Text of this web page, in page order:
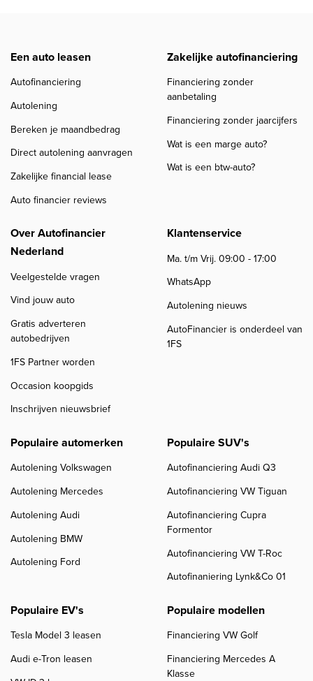
Een auto leasen
Autofinanciering
Autolening
Bereken je maandbedrag
Direct autolening aanvragen
Zakelijke financial lease
Auto financier reviews
Zakelijke autofinanciering
Financiering zonder
aanbetaling
Financiering zonder jaarcijfers
Wat is een marge auto?
Wat is een btw-auto?
Over Autofinancier
Nederland
Veelgestelde vragen
Vind jouw auto
Gratis adverteren
autobedrijven
1FS Partner worden
Occasion koopgids
Inschrijven nieuwsbrief
Klantenservice
Ma. t/m Vrij. 09:00 - 17:00
WhatsApp
Autolening nieuws
AutoFinancier is onderdeel van
1FS
Populaire automerken
Autolening Volkswagen
Autolening Mercedes
Autolening Audi
Autolening BMW
Autolening Ford
Populaire SUV's
Autofinanciering Audi Q3
Autofinanciering VW Tiguan
Autofinanciering Cupra
Formentor
Autofinanciering VW T-Roc
Autofinaniering Lynk&Co 01
Populaire EV's
Tesla Model 3 leasen
Audi e-Tron leasen
Populaire modellen
Financiering VW Golf
Financiering Mercedes A
Klasse